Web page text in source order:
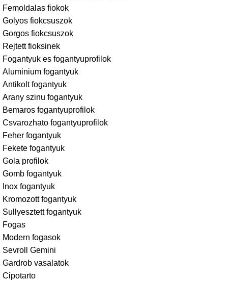
Femoldalas fiokok
Golyos fiokcsuszok
Gorgos fiokcsuszok
Rejtett fioksinek
Fogantyuk es fogantyuprofilok
Aluminium fogantyuk
Antikolt fogantyuk
Arany szinu fogantyuk
Bemaros fogantyuprofilok
Csvarozhato fogantyuprofilok
Feher fogantyuk
Fekete fogantyuk
Gola profilok
Gomb fogantyuk
Inox fogantyuk
Kromozott fogantyuk
Sullyesztett fogantyuk
Fogas
Modern fogasok
Sevroll Gemini
Gardrob vasalatok
Cipotarto